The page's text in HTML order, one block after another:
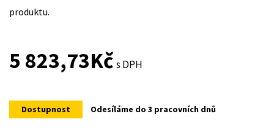
produktu.
5 823,73Kč s DPH
Dostupnost Odesíláme do 3 pracovních dnů